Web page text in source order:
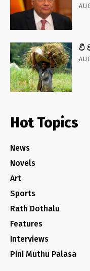
වී
Hot Topics
News
Novels
Art
Sports
Rath Dothalu
Features
Interviews
Pini Muthu Palasa